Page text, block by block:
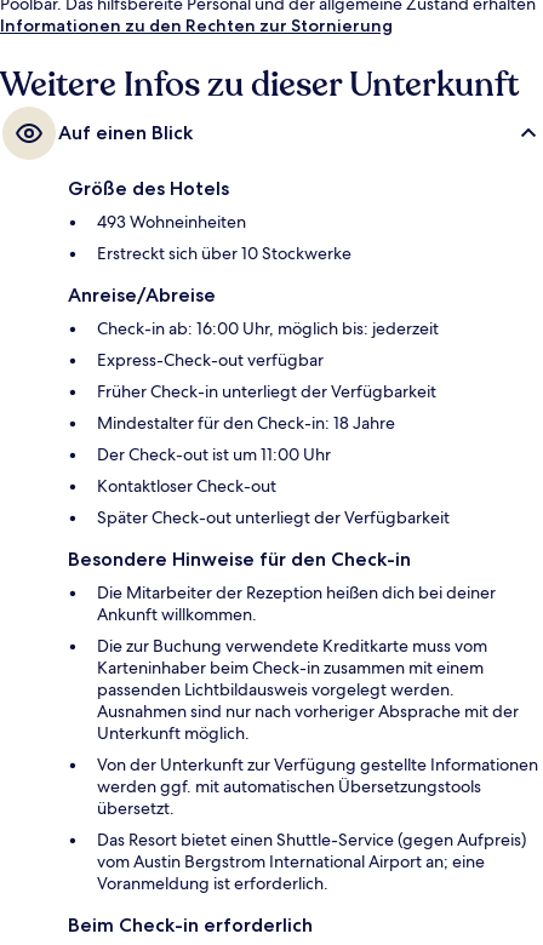
gute Bewertungen von anderen Reisenden.
Informationen zu den Rechten zur Stornierung
Weitere Infos zu dieser Unterkunft
Auf einen Blick
Größe des Hotels
493 Wohneinheiten
Erstreckt sich über 10 Stockwerke
Anreise/Abreise
Check-in ab: 16:00 Uhr, möglich bis: jederzeit
Express-Check-out verfügbar
Früher Check-in unterliegt der Verfügbarkeit
Mindestalter für den Check-in: 18 Jahre
Der Check-out ist um 11:00 Uhr
Kontaktloser Check-out
Später Check-out unterliegt der Verfügbarkeit
Besondere Hinweise für den Check-in
Die Mitarbeiter der Rezeption heißen dich bei deiner
Ankunft willkommen.
Die zur Buchung verwendete Kreditkarte muss vom
Karteninhaber beim Check-in zusammen mit einem
passenden Lichtbildausweis vorgelegt werden.
Ausnahmen sind nur nach vorheriger Absprache mit der
Unterkunft möglich.
Von der Unterkunft zur Verfügung gestellte Informationen
werden ggf. mit automatischen Übersetzungstools
übersetzt.
Das Resort bietet einen Shuttle-Service (gegen Aufpreis)
vom Austin Bergstrom International Airport an; eine
Voranmeldung ist erforderlich.
Beim Check-in erforderlich